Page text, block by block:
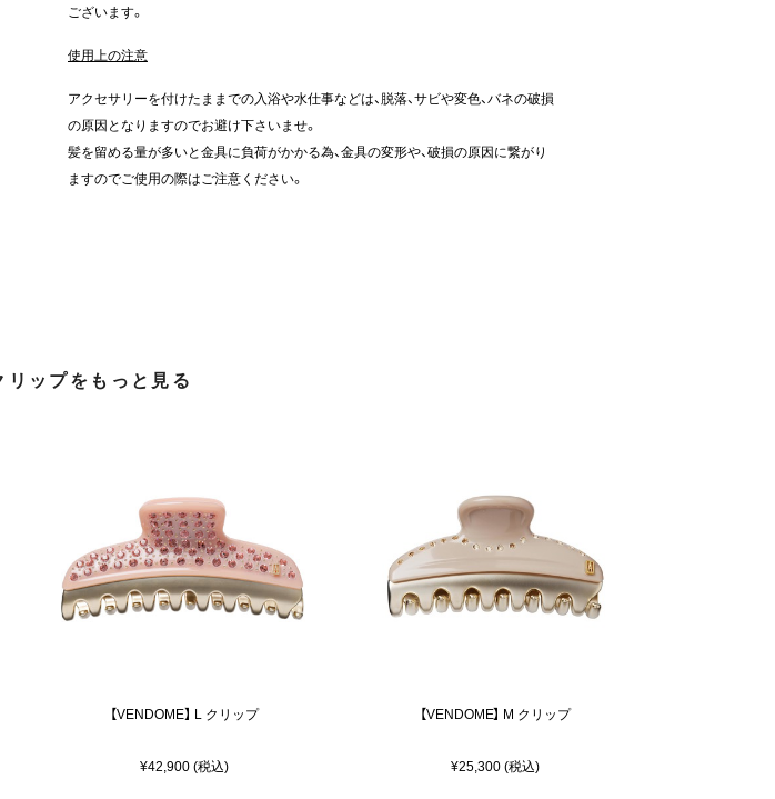
ございます。
使用上の注意
アクセサリーを付けたままでの入浴や水仕事などは、脱落、サビや変色、バネの破損
の原因となりますのでお避け下さいませ。
髪を留める量が多いと金具に負荷がかかる為、金具の変形や、破損の原因に繋がり
ますのでご使用の際はご注意ください。
リップをもっと見る
【VENDOME】 L クリップ
¥42,900 (税込)
【VENDOME】 M クリップ
¥25,300 (税込)